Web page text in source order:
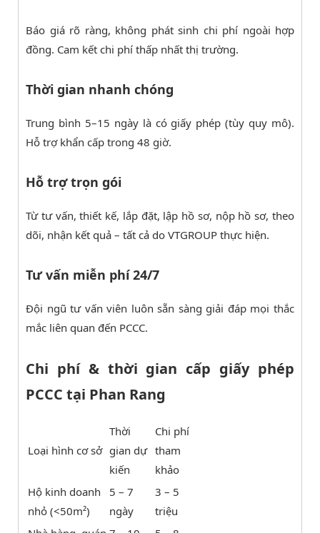
Báo giá rõ ràng, không phát sinh chi phí ngoài hợp
đồng. Cam kết chi phí thấp nhất thị trường.
Thời gian nhanh chóng
Trung bình 5–15 ngày là có giấy phép (tùy quy mô).
Hỗ trợ khẩn cấp trong 48 giờ.
Hỗ trợ trọn gói
Từ tư vấn, thiết kế, lắp đặt, lập hồ sơ, nộp hồ sơ, theo
dõi, nhận kết quả – tất cả do VTGROUP thực hiện.
Tư vấn miễn phí 24/7
Đội ngũ tư vấn viên luôn sẵn sàng giải đáp mọi thắc
mắc liên quan đến PCCC.
Chi phí & thời gian cấp giấy phép
PCCC tại Phan Rang
Loại hình cơ sở
Thời
gian dự
kiến
Chi phí
tham
khảo
Hộ kinh doanh
nhỏ (<50m²)
5 – 7
ngày
3 – 5
triệu